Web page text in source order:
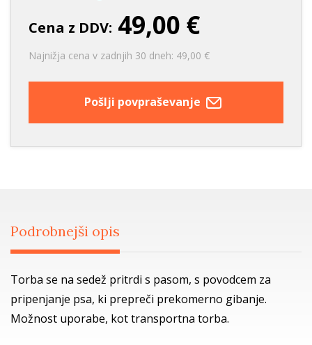
Cena z DDV: 49,00 €
Najnižja cena v zadnjih 30 dneh: 49,00 €
Pošlji povpraševanje
Podrobnejši opis
Torba se na sedež pritrdi s pasom, s povodcem za
pripenjanje psa, ki prepreči prekomerno gibanje.
Možnost uporabe, kot transportna torba.